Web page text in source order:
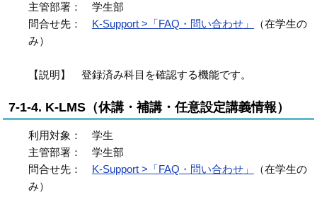
主管部署： 学生部
問合せ先： K-Support >「FAQ・問い合わせ」
（在学生の
み）
【説明】 登録済み科目を確認する機能です。
7-1-4. K-LMS（休講・補講・任意設定講義情報）
利用対象： 学生
主管部署： 学生部
問合せ先： K-Support >「FAQ・問い合わせ」
（在学生の
み）